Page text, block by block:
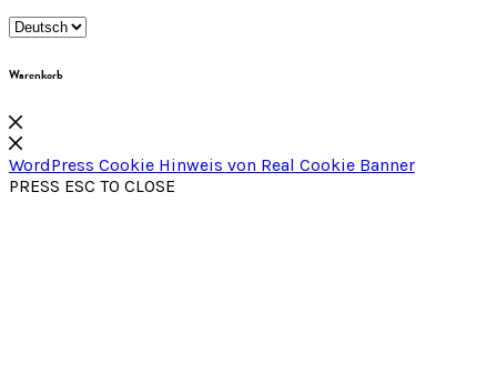
Warenkorb
WordPress Cookie Hinweis von Real Cookie Banner
PRESS ESC TO CLOSE